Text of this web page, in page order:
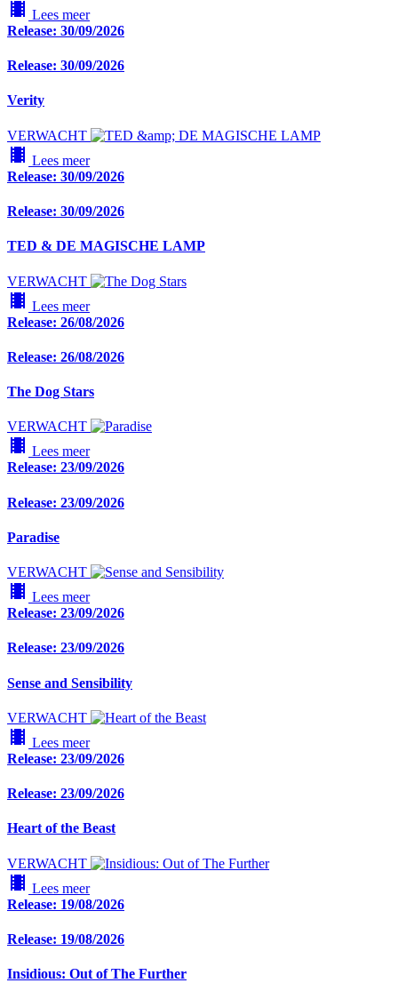
local_movies Lees meer
Release: 30/09/2026
Release: 30/09/2026
Verity
VERWACHT
local_movies Lees meer
Release: 30/09/2026
Release: 30/09/2026
TED & DE MAGISCHE LAMP
VERWACHT
local_movies Lees meer
Release: 26/08/2026
Release: 26/08/2026
The Dog Stars
VERWACHT
local_movies Lees meer
Release: 23/09/2026
Release: 23/09/2026
Paradise
VERWACHT
local_movies Lees meer
Release: 23/09/2026
Release: 23/09/2026
Sense and Sensibility
VERWACHT
local_movies Lees meer
Release: 23/09/2026
Release: 23/09/2026
Heart of the Beast
VERWACHT
local_movies Lees meer
Release: 19/08/2026
Release: 19/08/2026
Insidious: Out of The Further